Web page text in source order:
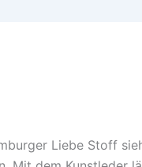
Liebe Stoff